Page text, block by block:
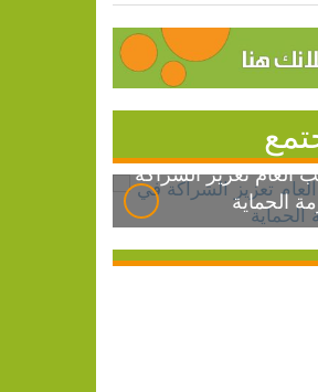
العام تعزيز الشراكة
الحماية